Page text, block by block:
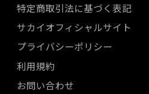
特定商取引法に基づく表記
サカイオフィシャルサイト
プライバシーポリシー
利用規約
お問い合わせ